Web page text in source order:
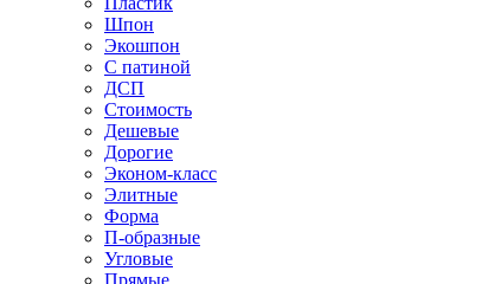
Шпон
Экошпон
С патиной
ДСП
Стоимость
Дешевые
Дорогие
Эконом-класс
Элитные
Форма
П-образные
Угловые
Прямые